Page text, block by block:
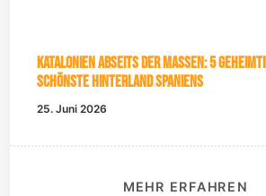
Katalonien abseits der Massen: 5
schönste Hinterland Spaniens
25. Juni 2026
MEHR ERFAHREN